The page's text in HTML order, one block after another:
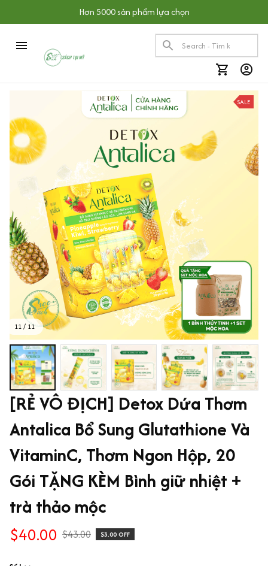
Hơn 5000 sản phẩm lựa chọn
11 / 11
SALE
[RẺ VÔ ĐỊCH] Detox Dứa Thơm
Antalica Bổ Sung Glutathione Và
VitaminC, Thơm Ngon Hộp, 20
Gói TẶNG KÈM Bình giữ nhiệt +
trà thảo mộc
$40.00 $43.00 $3.00 OFF